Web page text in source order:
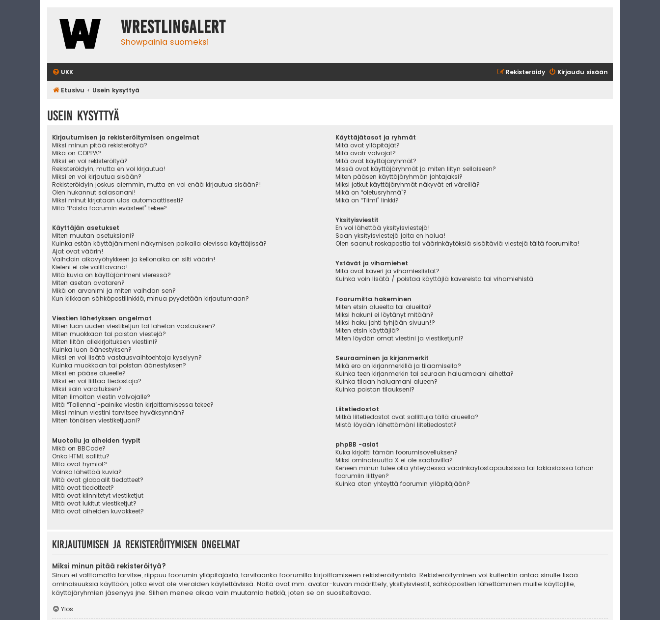
WrestlingAlert
Showpainia suomeksi
UKK Kirjaudu sisään
Rekisteröidy
Etusivu Usein kysyttyä
Usein kysyttyä
Kirjautumisen ja rekisteröitymisen ongelmat
Miksi minun pitää rekisteröityä?
Mikä on COPPA?
Miksi en voi rekisteröityä?
Rekisteröidyin, mutta en voi kirjautua!
Miksi en voi kirjautua sisään?
Rekisteröidyin joskus aiemmin, mutta en voi enää kirjautua sisään?!
Olen hukannut salasanani!
Miksi minut kirjataan ulos automaattisesti?
Mitä “Poista foorumin evästeet” tekee?
Käyttäjän asetukset
Miten muutan asetuksiani?
Kuinka estän käyttäjänimeni näkymisen paikalla olevissa käyttäjissä?
Ajat ovat väärin!
Vaihdoin aikavyöhykkeen ja kellonaika on silti väärin!
Kieleni ei ole valittavana!
Mitä kuvia on käyttäjänimeni vieressä?
Miten asetan avataren?
Mikä on arvonimi ja miten vaihdan sen?
Kun klikkaan sähköpostilinkkiä, minua pyydetään kirjautumaan?
Viestien lähetyksen ongelmat
Miten luon uuden viestiketjun tai lähetän vastauksen?
Miten muokkaan tai poistan viestejä?
Miten liitän allekirjoituksen viestiini?
Kuinka luon äänestyksen?
Miksi en voi lisätä vastausvaihtoehtoja kyselyyn?
Kuinka muokkaan tai poistan äänestyksen?
Miksi en pääse alueelle?
Miksi en voi liittää tiedostoja?
Miksi sain varoituksen?
Miten ilmoitan viestin valvojalle?
Mitä “Tallenna”-painike viestin kirjoittamisessa tekee?
Miksi minun viestini tarvitsee hyväksynnän?
Miten tönäisen viestiketjuani?
Muotoilu ja aiheiden tyypit
Mikä on BBCode?
Onko HTML sallittu?
Mitä ovat hymiöt?
Voinko lähettää kuvia?
Mitä ovat globaalit tiedotteet?
Mitä ovat tiedotteet?
Mitä ovat kiinnitetyt viestiketjut
Mitä ovat lukitut viestiketjut?
Mitä ovat aiheiden kuvakkeet?
Käyttäjätasot ja ryhmät
Mitä ovat ylläpitäjät?
Mitä ovatr valvojat?
Mitä ovat käyttäjäryhmät?
Missä ovat käyttäjäryhmät ja miten liityn sellaiseen?
Miten pääsen käyttäjäryhmän johtajaksi?
Miksi jotkut käyttäjäryhmät näkyvät eri väreillä?
Mikä on “oletusryhmä”?
Mikä on “Tiimi” linkki?
Yksityisviestit
En voi lähettää yksityisviestejä!
Saan yksityisviestejä joita en halua!
Olen saanut roskapostia tai väärinkäytöksiä sisältäviä viestejä tältä foorumilta!
Ystävät ja vihamiehet
Mitä ovat kaveri ja vihamieslistat?
Kuinka voin lisätä / poistaa käyttäjiä kavereista tai vihamiehistä
Foorumilta hakeminen
Miten etsin alueelta tai alueilta?
Miksi hakuni ei löytänyt mitään?
Miksi haku johti tyhjään sivuun!?
Miten etsin käyttäjiä?
Miten löydän omat viestini ja viestiketjuni?
Seuraaminen ja kirjanmerkit
Mikä ero on kirjanmerkillä ja tilaamisella?
Kuinka teen kirjanmerkin tai seuraan haluamaani aihetta?
Kuinka tilaan haluamani alueen?
Kuinka poistan tilaukseni?
Liitetiedostot
Mitkä liitetiedostot ovat sallittuja tällä alueella?
Mistä löydän lähettämäni liitetiedostot?
phpBB -asiat
Kuka kirjoitti tämän foorumisovelluksen?
Miksi ominaisuutta X ei ole saatavilla?
Keneen minun tulee olla yhteydessä väärinkäytöstapauksissa tai lakiasioissa tähän
foorumiin liittyen?
Kuinka otan yhteyttä foorumin ylläpitäjään?
Kirjautumisen ja rekisteröitymisen ongelmat
Miksi minun pitää rekisteröityä?
Sinun ei välttämättä tarvitse, riippuu foorumin ylläpitäjästä, tarvitaanko foorumilla kirjoittamiseen rekisteröitymistä. Rekisteröityminen voi kuitenkin antaa sinulle lisää
ominaisuuksia käyttöön, jotka eivät ole vieraiden käytettävissä. Näitä ovat mm. avatar-kuvan määrittely, yksityisviestit, sähköpostien lähettäminen muille käyttäjille,
käyttäjäryhmien jäsenyys jne. Siihen menee aikaa vain muutamia hetkiä, joten se on suositeltavaa.
Ylös